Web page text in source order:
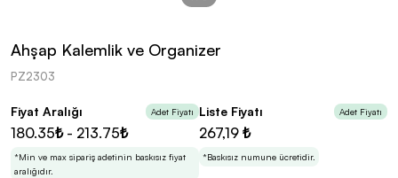
kolayca belirleyebilirsin.
En Uygun Fiyatlarla
Teklif Al!
3 Promozone’da bulduktan sonra, uzman ekibimiz
sadece sitemiz üzerinden teklif almanı bekliyor.
Ahşap Kalemlik ve Organizer
PZ2303
Fiyat Aralığı Adet Fiyatı
180.35₺ - 213.75₺
*Min ve max sipariş adetinin baskısız fiyat
aralığıdır.
Liste Fiyatı Adet Fiyatı
267,19 ₺
*Baskısız numune ücretidir.